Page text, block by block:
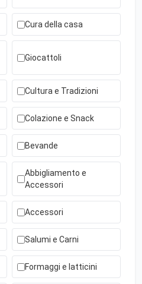
Cura della casa
Giocattoli
Cultura e Tradizioni
Colazione e Snack
Bevande
Abbigliamento e
Accessori
Accessori
Salumi e Carni
Formaggi e latticini